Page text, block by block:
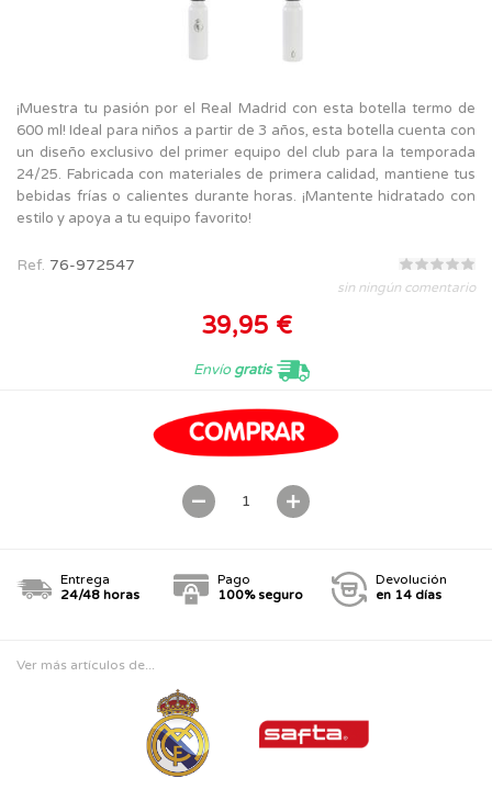
¡Muestra tu pasión por el Real Madrid con esta botella termo de
600 ml! Ideal para niños a partir de 3 años, esta botella cuenta con
un diseño exclusivo del primer equipo del club para la temporada
24/25. Fabricada con materiales de primera calidad, mantiene tus
bebidas frías o calientes durante horas. ¡Mantente hidratado con
estilo y apoya a tu equipo favorito!
Ref. 76-972547
sin ningún comentario
39,95 €
Envíogratis
Entrega
24/48 horas
Pago
100% seguro
Devolución
en 14 días
Ver más artículos de...